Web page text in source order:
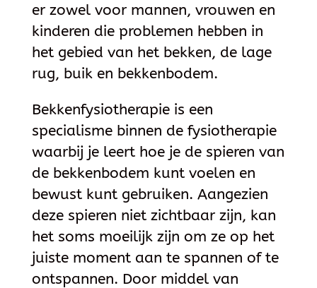
er zowel voor mannen, vrouwen en
kinderen die problemen hebben in
het gebied van het bekken, de lage
rug, buik en bekkenbodem.
Bekkenfysiotherapie is een
specialisme binnen de fysiotherapie
waarbij je leert hoe je de spieren van
de bekkenbodem kunt voelen en
bewust kunt gebruiken. Aangezien
deze spieren niet zichtbaar zijn, kan
het soms moeilijk zijn om ze op het
juiste moment aan te spannen of te
ontspannen. Door middel van